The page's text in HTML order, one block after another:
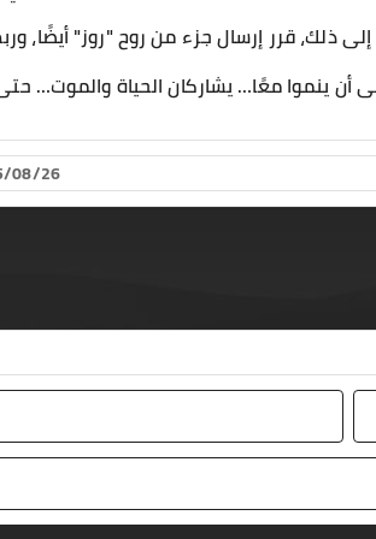
إلى ذلك، قرر إرسال جزء من روح "روز" أيضًا،
أن ينموا معًا… يشاركان الحياة والموت…
08/26